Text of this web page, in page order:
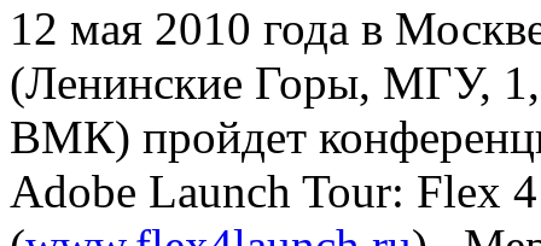
12 мая 2010 года в
(Ленинские Горы, МГУ,
ВМК) пройдет
Adobe Launch Tour: Flex